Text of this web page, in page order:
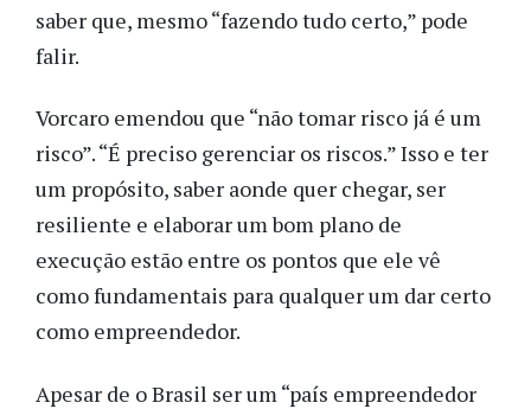
saber que, mesmo “fazendo tudo certo,” pode
falir.
Vorcaro emendou que “não tomar risco já é um
risco”. “É preciso gerenciar os riscos.” Isso e ter
um propósito, saber aonde quer chegar, ser
resiliente e elaborar um bom plano de
execução estão entre os pontos que ele vê
como fundamentais para qualquer um dar certo
como empreendedor.
Apesar de o Brasil ser um “país empreendedor